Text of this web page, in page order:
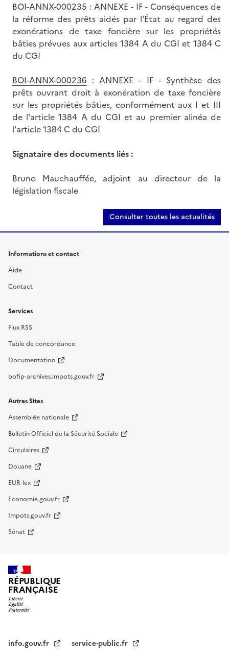
BOI-ANNX-000235 : ANNEXE - IF - Conséquences de
la réforme des prêts aidés par l'État au regard des
exonérations de taxe foncière sur les propriétés
bâties prévues aux articles 1384 A du CGI et 1384 C
du CGI
BOI-ANNX-000236 : ANNEXE - IF - Synthèse des
prêts ouvrant droit à exonération de taxe foncière
sur les propriétés bâties, conformément aux I et III
de l'article 1384 A du CGI et au premier alinéa de
l'article 1384 C du CGI
Signataire des documents liés :
Bruno Mauchauffée, adjoint au directeur de la
législation fiscale
Consulter toutes les actualités
Informations et contact
Aide
Contact
Services
Flux RSS
Table de concordance
Documentation
bofip-archives.impots.gouv.fr
Autres Sites
Assemblée nationale
Bulletin Officiel de la Sécurité Sociale
Circulaires
Douane
EUR-lex
Economie.gouv.fr
Impots.gouv.fr
Sénat
RÉPUBLIQUE
FRANÇAISE
info.gouv.fr service-public.fr